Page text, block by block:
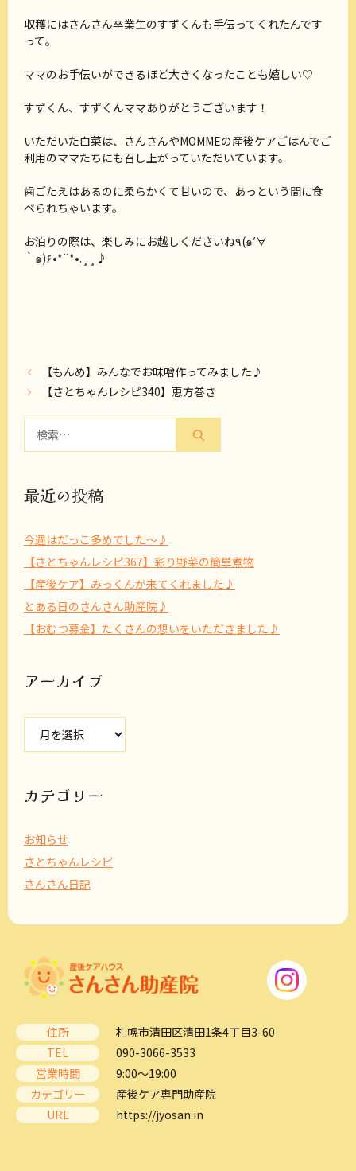
収穫にはさんさん卒業生のすずくんも手伝ってくれたんです
って。
ママのお手伝いができるほど大きくなったことも嬉しい♡
すずくん、すずくんママありがとうございます！
いただいた白菜は、さんさんやMOMMEの産後ケアごはんでご
利用のママたちにも召し上がっていただいています。
歯ごたえはあるのに柔らかくて甘いので、あっという間に食
べられちゃいます。
お泊りの際は、楽しみにお越しくださいね٩(๑′∀
‵๑)۶•*¨*•.¸¸♪
【もんめ】みんなでお味噌作ってみました♪
【さとちゃんレシピ340】恵方巻き
最近の投稿
今週はだっこ多めでした～♪
【さとちゃんレシピ367】彩り野菜の簡単煮物
【産後ケア】みっくんが来てくれました♪
とある日のさんさん助産院♪
【おむつ募金】たくさんの想いをいただきました♪
アーカイブ
ブ
カテゴリー
お知らせ
さとちゃんレシピ
さんさん日記
住所
札幌市清田区清田1条4丁目3-60
TEL
090-3066-3533
営業時間
9:00～19:00
カテゴリー
産後ケア専門助産院
URL
https://jyosan.in